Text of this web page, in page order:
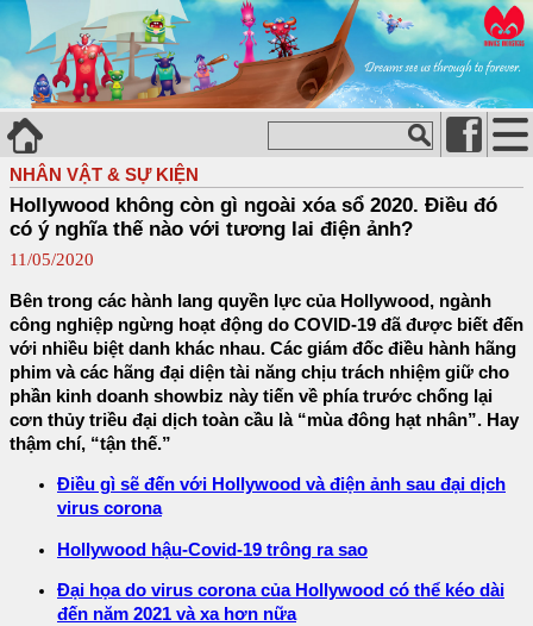
NHÂN VẬT & SỰ KIỆN
Hollywood không còn gì ngoài xóa sổ 2020. Điều đó
có ý nghĩa thế nào với tương lai điện ảnh?
11/05/2020
Bên trong các hành lang quyền lực của Hollywood, ngành
công nghiệp ngừng hoạt động do COVID-19 đã được biết đến
với nhiều biệt danh khác nhau. Các giám đốc điều hành hãng
phim và các hãng đại diện tài năng chịu trách nhiệm giữ cho
phần kinh doanh showbiz này tiến về phía trước chống lại
cơn thủy triều đại dịch toàn cầu là “mùa đông hạt nhân”. Hay
thậm chí, “tận thế.”
Điều gì sẽ đến với Hollywood và điện ảnh sau đại dịch
virus corona
Hollywood hậu-Covid-19 trông ra sao
Đại họa do virus corona của Hollywood có thể kéo dài
đến năm 2021 và xa hơn nữa